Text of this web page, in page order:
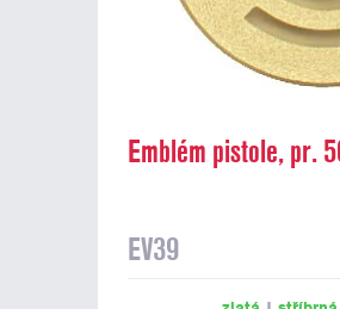
Emblém pistole, pr.
EV39